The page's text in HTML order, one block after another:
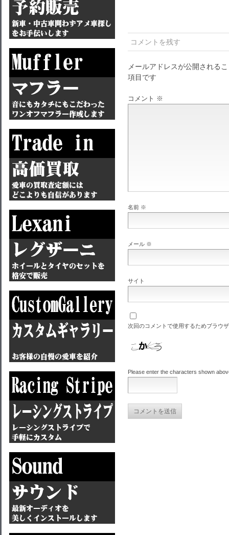
コメントを残す
メールアドレスが公開される
項目です
コメント ※
名前 ※
メール ※
サイト
次回のコメントで使用するためブラウ
Please enter the characters shown